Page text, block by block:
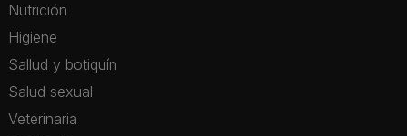
Nutrición
Higiene
Sallud y botiquín
Salud sexual
Veterinaria